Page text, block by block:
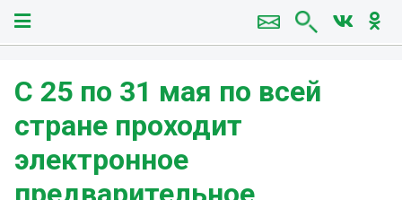
С 25 по 31 мая по всей
стране проходит
электронное